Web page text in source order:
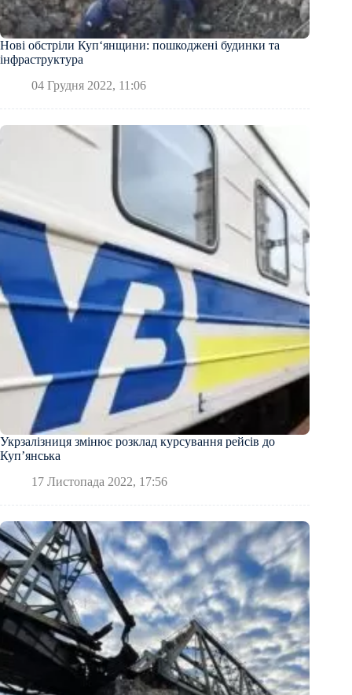
Нові обстріли Куп‘янщини: пошкоджені будинки та
інфраструктура
04 Грудня 2022, 11:06
Укрзалізниця змінює розклад курсування рейсів до
Куп’янська
17 Листопада 2022, 17:56